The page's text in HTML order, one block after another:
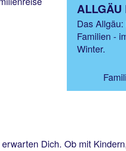
ALLGÄU
Das
Familien -
Winter.
Dich. Ob mit